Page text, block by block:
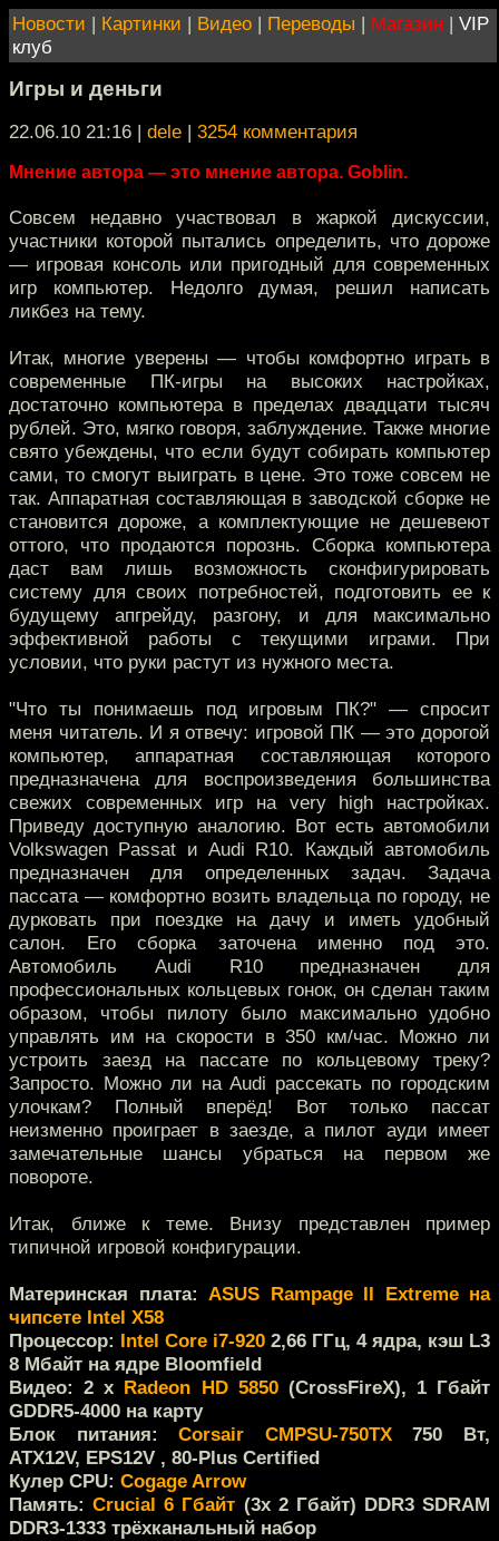
Новости | Картинки | Видео | Переводы | Магазин | VIP
клуб
Игры и деньги
22.06.10 21:16 | dele | 3254 комментария
Мнение автора — это мнение автора. Goblin.
Совсем недавно участвовал в жаркой дискуссии,
участники которой пытались определить, что дороже
— игровая консоль или пригодный для современных
игр компьютер. Недолго думая, решил написать
ликбез на тему.
Итак, многие уверены — чтобы комфортно играть в
современные ПК-игры на высоких настройках,
достаточно компьютера в пределах двадцати тысяч
рублей. Это, мягко говоря, заблуждение. Также многие
свято убеждены, что если будут собирать компьютер
сами, то смогут выиграть в цене. Это тоже совсем не
так. Аппаратная составляющая в заводской сборке не
становится дороже, а комплектующие не дешевеют
оттого, что продаются порознь. Сборка компьютера
даст вам лишь возможность сконфигурировать
систему для своих потребностей, подготовить ее к
будущему апгрейду, разгону, и для максимально
эффективной работы с текущими играми. При
условии, что руки растут из нужного места.
"Что ты понимаешь под игровым ПК?" — спросит
меня читатель. И я отвечу: игровой ПК — это дорогой
компьютер, аппаратная составляющая которого
предназначена для воспроизведения большинства
свежих современных игр на very high настройках.
Приведу доступную аналогию. Вот есть автомобили
Volkswagen Passat и Audi R10. Каждый автомобиль
предназначен для определенных задач. Задача
пассата — комфортно возить владельца по городу, не
дурковать при поездке на дачу и иметь удобный
салон. Его сборка заточена именно под это.
Автомобиль Audi R10 предназначен для
профессиональных кольцевых гонок, он сделан таким
образом, чтобы пилоту было максимально удобно
управлять им на скорости в 350 км/час. Можно ли
устроить заезд на пассате по кольцевому треку?
Запросто. Можно ли на Audi рассекать по городским
улочкам? Полный вперёд! Вот только пассат
неизменно проиграет в заезде, а пилот ауди имеет
замечательные шансы убраться на первом же
повороте.
Итак, ближе к теме. Внизу представлен пример
типичной игровой конфигурации.
Материнская плата: ASUS Rampage II Extreme на
чипсете Intel X58
Процессор: Intel Core i7-920 2,66 ГГц, 4 ядра, кэш L3
8 Мбайт на ядре Bloomfield
Видео: 2 x Radeon HD 5850(CrossFireX), 1 Гбайт
GDDR5-4000 на карту
Блок питания:Corsair CMPSU-750TX750 Вт,
ATX12V, EPS12V , 80-Plus Certified
Кулер CPU: Cogage Arrow
Память:Crucial 6 Гбайт (3x 2 Гбайт) DDR3 SDRAM
DDR3-1333 трёхканальный набор